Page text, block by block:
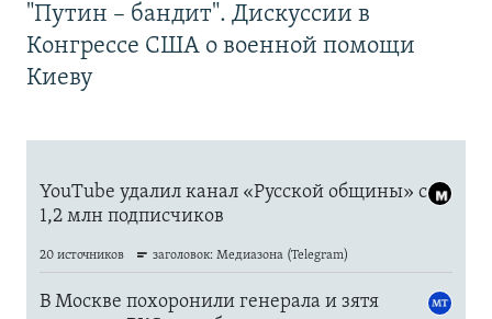
"Путин – бандит". Дискуссии в
Конгрессе США о военной помощи
Киеву